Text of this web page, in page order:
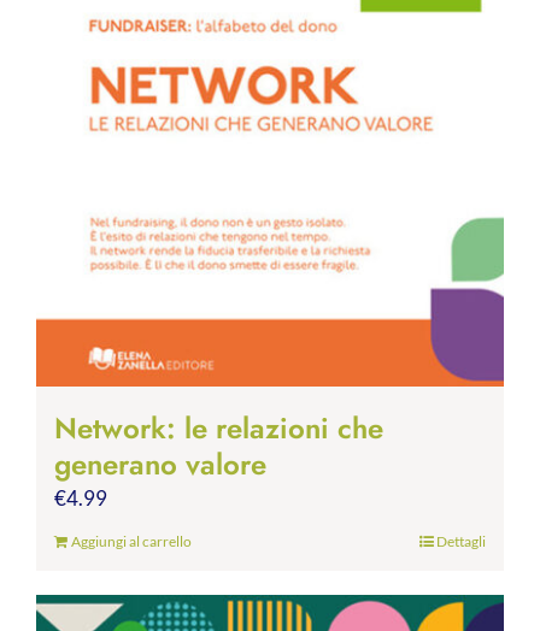
Network: le relazioni che
generano valore
€4.99
Aggiungi al carrello Dettagli